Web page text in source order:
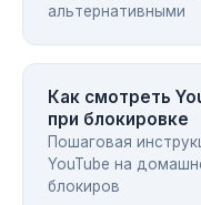
альтернативными
Как смотреть
при блокировке
Пошаговая
YouTube на
блокиров